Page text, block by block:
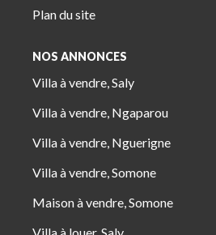
Plan du site
NOS ANNONCES
Villa à vendre, Saly
Villa à vendre, Ngaparou
Villa à vendre, Nguerigne
Villa à vendre, Somone
Maison à vendre, Somone
Villa à louer, Saly